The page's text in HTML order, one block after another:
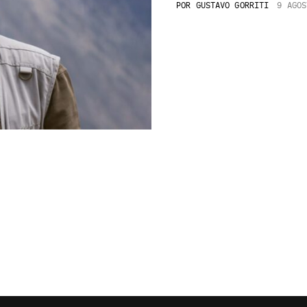
POR GUSTAVO GORRITI 9